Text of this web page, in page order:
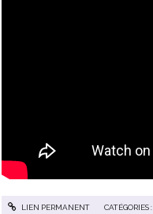
LIEN PERMANENT CATÉGORIES :